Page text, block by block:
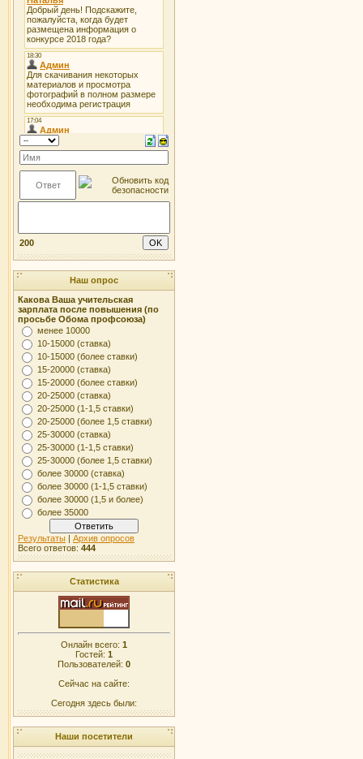
200
Наш опрос
Какова Ваша учительская
зарплата после повышения (по
просьбе Обома профсоюза)
менее 10000
10-15000 (ставка)
10-15000 (более ставки)
15-20000 (ставка)
15-20000 (более ставки)
20-25000 (ставка)
20-25000 (1-1,5 ставки)
20-25000 (более 1,5 ставки)
25-30000 (ставка)
25-30000 (1-1,5 ставки)
25-30000 (более 1,5 ставки)
более 30000 (ставка)
более 30000 (1-1,5 ставки)
более 30000 (1,5 и более)
более 35000
Результаты | Архив опросов
Всего ответов: 444
Статистика
Онлайн всего: 1
Гостей: 1
Пользователей: 0
Сейчас на сайте:
Сегодня здесь были:
Наши посетители